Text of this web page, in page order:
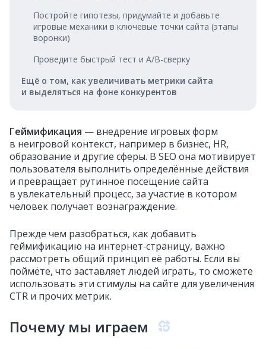
Постройте гипотезы, придумайте и добавьте
игровые механики в ключевые точки сайта (этапы
воронки)
Проведите быстрый тест и A/B-сверку
Ещё о том, как увеличивать метрики сайта
и выделяться на фоне конкурентов
Геймификация — внедрение игровых форм
в неигровой контекст, например в бизнес, HR,
образование и другие сферы. В SEO она мотивирует
пользователя выполнить определённые действия
и превращает рутинное посещение сайта
в увлекательный процесс, за участие в котором
человек получает вознаграждение.
Прежде чем разобраться, как добавить
геймификацию на интернет‑страницу, важно
рассмотреть общий принцип её работы. Если вы
поймёте, что заставляет людей играть, то сможете
использовать эти стимулы на сайте для увеличения
CTR и прочих метрик.
Почему мы играем